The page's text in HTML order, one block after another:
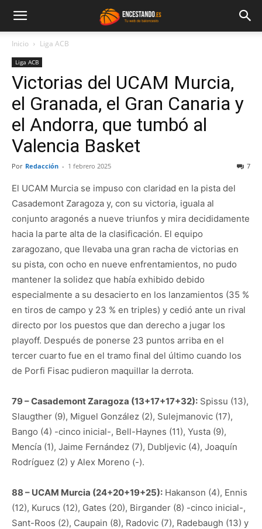
Inicio Liga ACB
Liga ACB
Victorias del UCAM Murcia,
el Granada, el Gran Canaria y
el Andorra, que tumbó al
Valencia Basket
Por Redacción - 1 febrero 2025 7
El UCAM Murcia se impuso con claridad en la pista del
Casademont Zaragoza y, con su victoria, iguala al
conjunto aragonés a nueve triunfos y mira decididamente
hacia la parte alta de la clasificación. El equipo
zaragozano, que llevaba una gran racha de victorias en
su pista, con ocho en nueve enfrentamientos, no pudo
mantener la solidez que había exhibido debido
especialmente a su desacierto en los lanzamientos (35 %
en tiros de campo y 23 % en triples) y cedió ante un rival
directo por los puestos que dan derecho a jugar los
playoff. Después de ponerse 23 puntos arriba en el
tercer cuarto fue en el tramo final del último cuando los
de Porfi Fisac pudieron maquillar la derrota.
79 – Casademont Zaragoza (13+17+17+32): Spissu (13),
Slaugther (9), Miguel González (2), Sulejmanovic (17),
Bango (4) -cinco inicial-, Bell-Haynes (11), Yusta (9),
Mencía (1), Jaime Fernández (7), Dubljevic (4), Joaquín
Rodríguez (2) y Alex Moreno (-).
88 – UCAM Murcia (24+20+19+25): Hakanson (4), Ennis
(12), Kurucs (12), Gates (20), Birgander (8) -cinco inicial-,
Sant-Roos (2), Caupain (8), Radovic (7), Radebaugh (13) y